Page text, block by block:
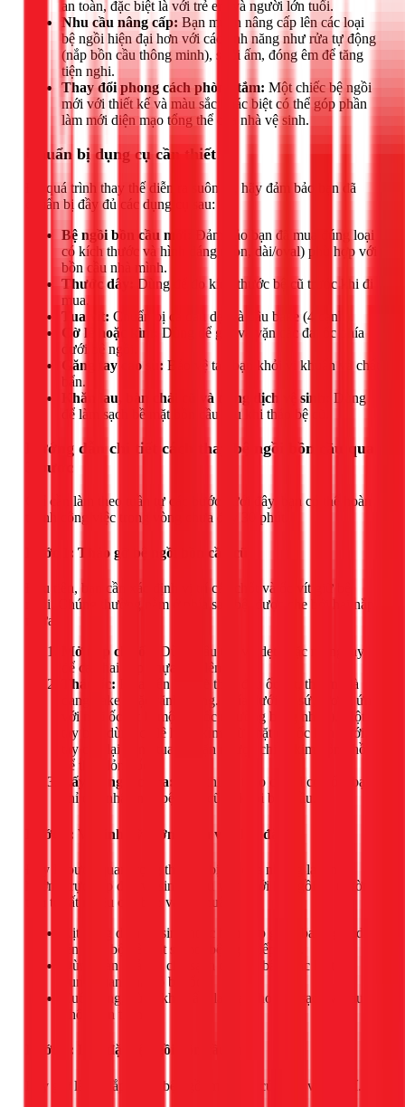
an toàn, đặc biệt là với trẻ em và người lớn tuổi.
Nhu cầu nâng cấp: Bạn muốn nâng cấp lên các loại
bệ ngồi hiện đại hơn với các tính năng như rửa tự động
(nắp bồn cầu thông minh), sưởi ấm, đóng êm để tăng
tiện nghi.
Thay đổi phong cách phòng tắm: Một chiếc bệ ngồi
mới với thiết kế và màu sắc khác biệt có thể góp phần
làm mới diện mạo tổng thể của nhà vệ sinh.
Chuẩn bị dụng cụ cần thiết
Để quá trình thay thế diễn ra suôn sẻ, hãy đảm bảo bạn đã
chuẩn bị đầy đủ các dụng cụ sau:
Bệ ngồi bồn cầu mới:
Đảm bảo bạn đã mua đúng loại
có kích thước và hình dáng (tròn, dài/oval) phù hợp với
bồn cầu nhà mình.
Thước dây:
Dùng để đo kích thước bệ cũ trước khi đi
mua.
Tua vít: Chuẩn bị cả đầu dẹt và đầu bake (4 cạnh).
Cờ lê hoặc kìm:
Dùng để giữ và vặn các đai ốc phía
dưới bệ ngồi.
Găng tay cao su: Bảo vệ tay bạn khỏi vi khuẩn và chất
bẩn.
Khăn lau, bàn chải cũ và dung dịch vệ sinh:
Dùng
để làm sạch bề mặt bồn cầu sau khi tháo bệ cũ.
Hướng dẫn chi tiết cách thay bệ ngồi bồn cầu qua
3 bước
Chỉ cần làm theo tuần tự các bước dưới đây, bạn có thể hoàn
thành công việc trong vòng chưa đầy 30 phút.
Bước 1: Tháo gỡ bệ ngồi bồn cầu cũ
Đầu tiên, bạn cần xác định vị trí các chốt và ốc vít giữ bệ
ngồi. Chúng thường nằm ở phía sau bệ, được che bởi hai nắp
nhựa.
Mở nắp che ốc:
Dùng đầu tua vít dẹt hoặc móng tay
để cạy hai nắp nhựa này lên.
Tháo ốc: Phía trên bạn sẽ thấy đầu ốc vít, thường là
dạng bake hoặc rãnh thẳng. Phía dưới bệ sứ, tương ứng
với mỗi ốc vít là một đai ốc (thường bằng nhựa). Một
tay bạn dùng cờ lê hoặc kìm giữ chặt đai ốc bên dưới,
tay còn lại dùng tua vít vặn ngược chiều kim đồng hồ
để tháo lỏng ốc.
Lấy bệ ngồi cũ ra:
Sau khi đã tháo cả hai con ốc, bạn
chỉ cần nhấc nhẹ bệ ngồi cũ ra khỏi bồn cầu.
Bước 2: Vệ sinh kỹ lưỡng khu vực lắp đặt
Đây là bước quan trọng thường bị bỏ qua nhưng lại ảnh
hưởng trực tiếp đến vệ sinh. Khu vực dưới bệ ngồi cũ thường
tích tụ rất nhiều cặn bẩn và vi khuẩn.
Xịt dung dịch vệ sinh hoặc hỗn hợp giấm/baking soda
lên toàn bộ bề mặt sứ nơi bệ ngồi tiếp xúc.
Dùng bàn chải cũ chà sạch các vết bẩn, đặc biệt là
xung quanh hai lỗ bắt ốc.
Cuối cùng, dùng khăn ẩm lau lại cho thật sạch và lau
khô hoàn toàn.
Bước 3: Lắp đặt bệ ngồi bồn cầu mới
Bây giờ là lúc lắp chiếc bệ ngồi mới tinh của bạn vào vị trí.